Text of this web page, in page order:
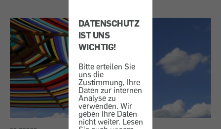
DATENSCHUTZ
IST UNS
WICHTIG!
Bitte erteilen Sie
uns die
Zustimmung, Ihre
Daten zur internen
Analyse zu
verwenden. Wir
geben Ihre Daten
nicht weiter. Lesen